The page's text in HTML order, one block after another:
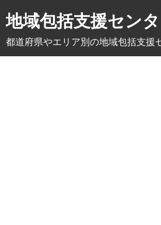
地域包括支援セン
都道府県やエリア別の地域包括支援